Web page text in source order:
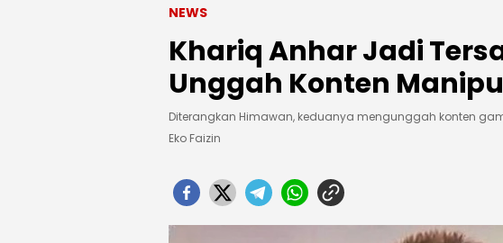
NEWS
Khariq Anhar Jadi
Unggah Konten
Diterangkan Himawan, keduanya mengunggah konten
Eko Faizin